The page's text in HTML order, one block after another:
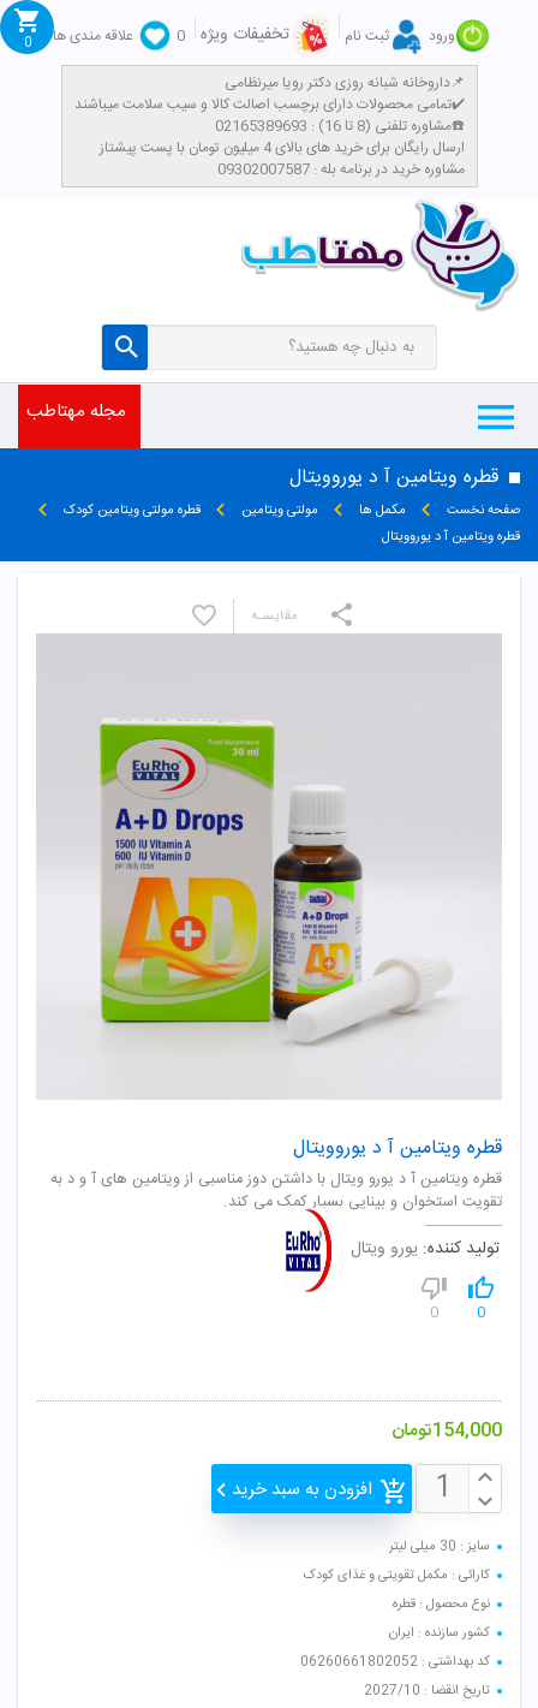
ورود ثبت نام تخفیفات ویژه 0
علاقه مندی ها
داروخانه شبانه روزی دکتر رویا میرنظامی📌
تمامی محصولات دارای برچسب اصالت کالا و سیب سلامت میباشند✔️
مشاوره تلفنی (8 تا 16) : 02165389693☎️
​ارسال رایگان برای خرید های بالای 4 میلیون تومان با پست پیشتاز
مشاوره خرید در برنامه بله : 09302007587
0
مجله مهتاطب
قطره ویتامین آ د یوروویتال
صفحه نخست مکمل ها مولتی ویتامین
قطره مولتی ویتامین کودک
قطره ویتامین آ د یوروویتال
قطره ویتامین آ د یوروویتال
قطره ویتامین آ د یورو ویتال با داشتن دوز مناسبی از ویتامین های آ و د به
تقویت استخوان و بینایی بسیار کمک می کند.
تولید کننده: یورو ویتال
0
0
154,000تومان
افزودن به سبد خرید
مقایسـه
سایز : 30 میلی لیتر
کارائی : مکمل تقویتی و غذای کودک
نوع محصول : قطره
کشور سازنده : ایران
کد بهداشتی : 06260661802052
تاریخ انقضا : 2027/10